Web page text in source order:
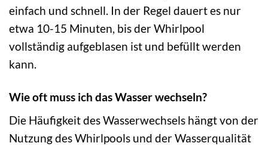
einfach und schnell. In der Regel dauert es nur
etwa 10-15 Minuten, bis der Whirlpool
vollständig aufgeblasen ist und befüllt werden
kann.
Wie oft muss ich das Wasser wechseln?
Die Häufigkeit des Wasserwechsels hängt von der
Nutzung des Whirlpools und der Wasserqualität